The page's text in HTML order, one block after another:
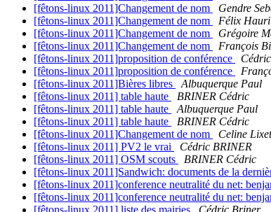
[fêtons-linux 2011]Changement de nom
Gendre
[fêtons-linux 2011]Changement de nom
Félix Hauri
[fêtons-linux 2011]Changement de nom
Grégoire
[fêtons-linux 2011]Changement de nom
François
[fêtons-linux 2011]proposition de conférence
[fêtons-linux 2011]proposition de conférence
[fêtons-linux 2011]Bières libres
Albuquerque Paul
[fêtons-linux 2011] table haute
BRINER Cédric
[fêtons-linux 2011] table haute
Albuquerque Paul
[fêtons-linux 2011] table haute
BRINER Cédric
[fêtons-linux 2011]Changement de nom
Celine
[fêtons-linux 2011] PV2 le vrai
Cédric BRINER
[fêtons-linux 2011] OSM scouts
BRINER Cédric
[fêtons-linux 2011]Sandwich: documents de la
[fêtons-linux 2011]conference neutralité du net:
[fêtons-linux 2011]conference neutralité du net: